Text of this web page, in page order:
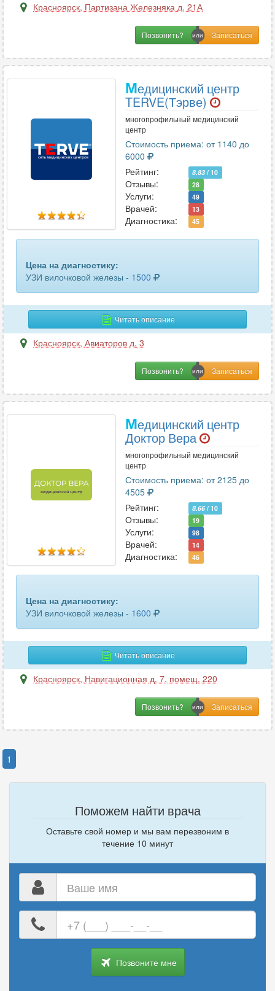
Красноярск, Партизана Железняка д. 21А
Позвонить?
Медицинский центр
TERVE(Тэрве)
многопрофильный медицинский
центр
Стоимость приема: от 1140 до
6000
Рейтинг:
8.83 / 10
Отзывы: 28
Услуги: 49
Врачей: 13
Диагностика: 45
Цена на диагностику:
УЗИ вилочковой железы - 1500
Читать описание
Красноярск, Авиаторов д. 3
Позвонить?
Медицинский центр
Доктор Вера
многопрофильный медицинский
центр
Стоимость приема: от 2125 до
4505
Рейтинг:
8.66 / 10
Отзывы: 19
Услуги: 98
Врачей: 14
Диагностика: 46
Цена на диагностику:
УЗИ вилочковой железы - 1600
Читать описание
Красноярск, Навигационная д. 7, помещ. 220
Позвонить?
1
Поможем найти врача
Оставьте свой номер и мы вам перезвоним в
течение 10 минут
номер
телефона
Позвоните мне